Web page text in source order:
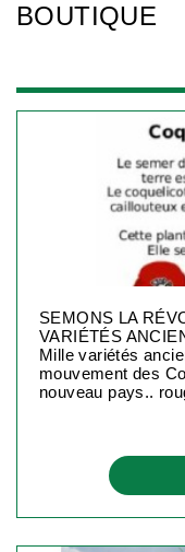
BOUTIQUE
SEMONS LA
VARIÉTÉS
Mille variétés
mouvement des
nouveau pays..